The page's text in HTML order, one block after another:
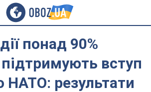
понад 90%
підтримують вступ
НАТО: результати